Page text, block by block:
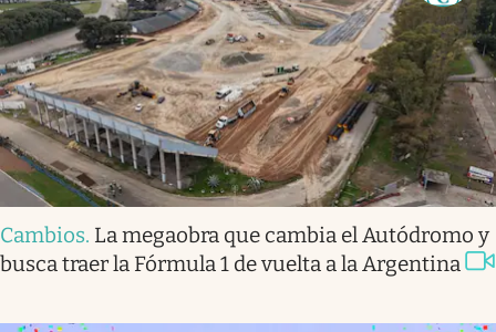
Cambios. La megaobra que cambia el Autódromo y
busca traer la Fórmula 1 de vuelta a la Argentina